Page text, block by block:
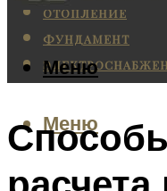
ОТОПЛЕНИЕ
ФУНДАМЕНТ
Меню
Меню